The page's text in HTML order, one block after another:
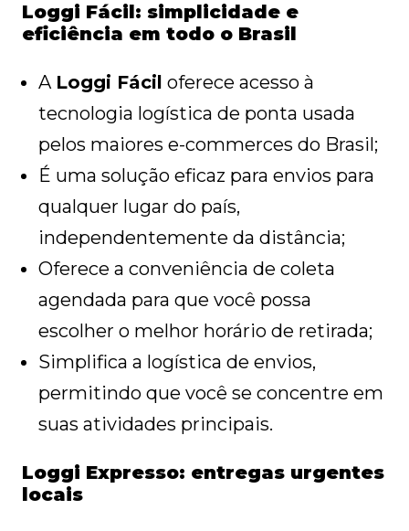
Loggi Fácil: simplicidade e
eficiência em todo o Brasil
A Loggi Fácil oferece acesso à
tecnologia logística de ponta usada
pelos maiores e-commerces do Brasil;
É uma solução eficaz para envios para
qualquer lugar do país,
independentemente da distância;
Oferece a conveniência de coleta
agendada para que você possa
escolher o melhor horário de retirada;
Simplifica a logística de envios,
permitindo que você se concentre em
suas atividades principais.
Loggi Expresso: entregas urgentes
locais